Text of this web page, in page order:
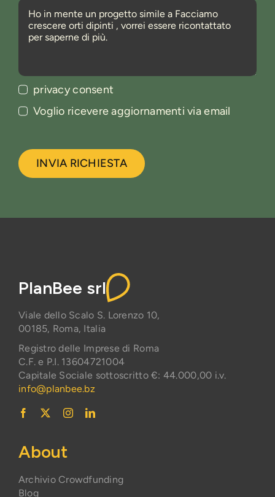
privacy consent
Voglio ricevere aggiornamenti via email
INVIA RICHIESTA
PlanBee srl
Viale dello Scalo S. Lorenzo 10,
00185, Roma, Italia
Registro delle Imprese di Roma
C.F. e P.I. 13604721004
Capitale Sociale sottoscritto €: 44.000,00 i.v.
info@planbee.bz
About
Archivio Crowdfunding
Blog